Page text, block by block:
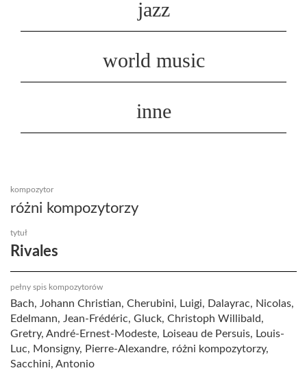
jazz
world music
inne
kompozytor
różni kompozytorzy
tytuł
Rivales
pełny spis kompozytorów
Bach, Johann Christian, Cherubini, Luigi, Dalayrac, Nicolas,
Edelmann, Jean-Frédéric, Gluck, Christoph Willibald,
Gretry, André-Ernest-Modeste, Loiseau de Persuis, Louis-
Luc, Monsigny, Pierre-Alexandre, różni kompozytorzy,
Sacchini, Antonio